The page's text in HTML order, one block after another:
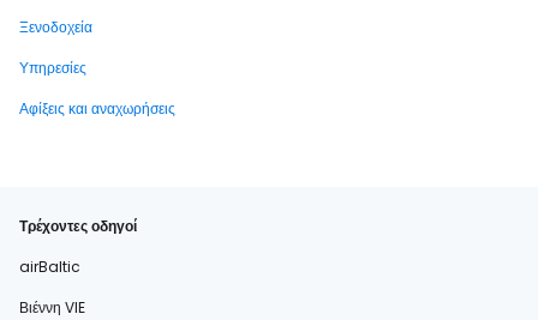
Ξενοδοχεία
Υπηρεσίες
Αφίξεις και αναχωρήσεις
Τρέχοντες οδηγοί
airBaltic
Βιέννη VIE